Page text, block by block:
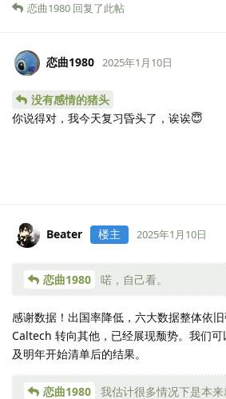
恋曲1980 回复了此帖
恋曲1980 2025年1月10日
没有感情的猪头
你说得对，我今天复习昏头了，诶诶😇
Beater 楼主 2025年1月10日
恋曲1980 喏，自己看。
感谢数据！出国率降低，六大数据整体依
Caltech 转向其他，已经展现颓势。我们
及明年开始清单后的结果。
恋曲1980 我估计很多情况下是本